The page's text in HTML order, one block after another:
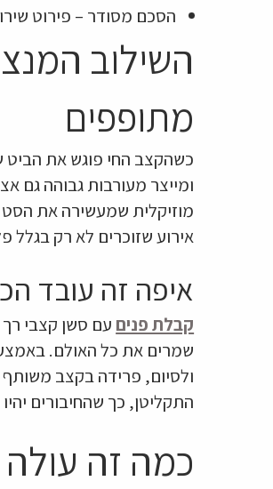
הסכם מסודר – פירוט
השילוב
מתופפים
כשהקצב החי פוגש את הביט
ומייצר מעורבות גבוהה גם
אירוע שזוכרים לא רק בגלל
איפה זה עובד
קבלת פנים עם סשן קצבי
שמרים את כל האולם. באמצע
ולסיום, פרידה בקצב
התקליטן, כך שהחיבורים יהיו
כמה זה